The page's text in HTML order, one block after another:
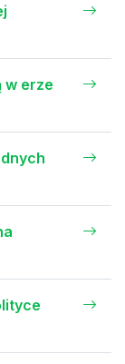
w erze